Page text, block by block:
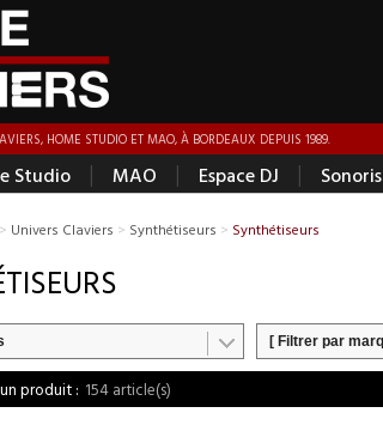
HOME STUDIO ET MAO, À BORDEAUX DEPUIS 1989.
Studio | MAO | Espace DJ |
> Univers Claviers > Synthétiseurs > Synthétiseurs
[ Filtrer par
154 article(s)